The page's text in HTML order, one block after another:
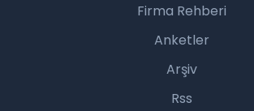
Firma Rehberi
Anketler
Arşiv
Rss